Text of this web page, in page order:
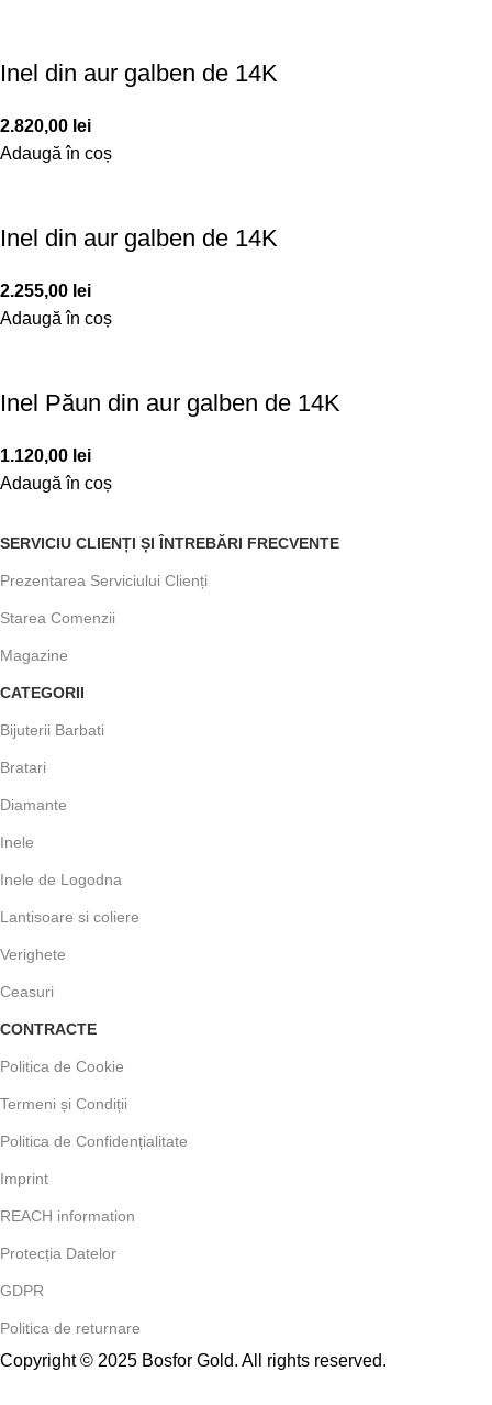
Inel din aur galben de 14K
2.820,00 lei
Adaugă în coș
Inel din aur galben de 14K
2.255,00 lei
Adaugă în coș
Inel Păun din aur galben de 14K
1.120,00 lei
Adaugă în coș
SERVICIU CLIENȚI ȘI ÎNTREBĂRI FRECVENTE
Prezentarea Serviciului Clienți
Starea Comenzii
Magazine
CATEGORII
Bijuterii Barbati
Bratari
Diamante
Inele
Inele de Logodna
Lantisoare si coliere
Verighete
Ceasuri
CONTRACTE
Politica de Cookie
Termeni și Condiții
Politica de Confidențialitate
Imprint
REACH information
Protecția Datelor
GDPR
Politica de returnare
Copyright © 2025 Bosfor Gold. All rights reserved.